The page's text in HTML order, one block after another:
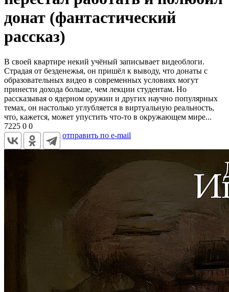
донат (фантастический
рассказ)
В своей квартире некий учёный записывает видеоблоги.
Страдая от безденежья, он пришёл к выводу, что донаты с
образовательных видео в современных условиях могут
принести дохода больше, чем лекции студентам. Но
рассказывая о ядерном оружии и других научно популярных
темах, он настолько углубляется в виртуальную реальность,
что, кажется, может упустить что-то в окружающем мире...
7225 0 0
отправить по e-mail